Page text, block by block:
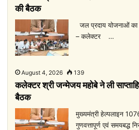
की बैठक
जल प्रदाय योजनाओं
– कलेक्टर …
August 4, 2026 139
कलेक्टर श्री जन्मेजय महोबे ने ली
बैठक
मुख्यमंत्री हेल्पलाइन
गुणवत्तापूर्ण एवं समयबद्ध